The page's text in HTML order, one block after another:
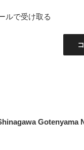
ルで受け取る
Gotenyama